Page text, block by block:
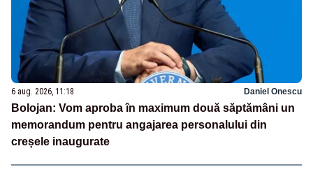
6 aug. 2026, 11:18 Daniel Onescu
Bolojan: Vom aproba în maximum două săptămâni un
memorandum pentru angajarea personalului din
creșele inaugurate